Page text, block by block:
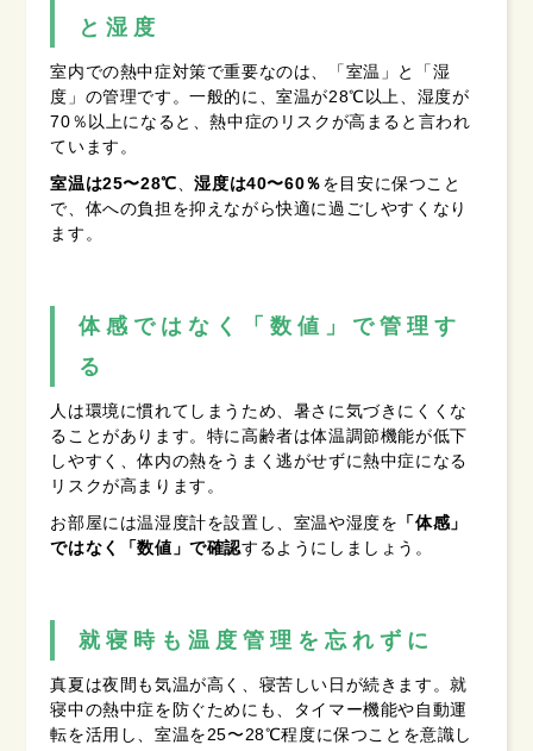
と湿度
室内での熱中症対策で重要なのは、「室温」と「湿
度」の管理です。一般的に、室温が28℃以上、湿度が
70％以上になると、熱中症のリスクが高まると言われ
ています。
室温は25〜28℃ 、湿度は40〜60％を目安に保つこと
で、体への負担を抑えながら快適に過ごしやすくなり
ます。
体感ではなく「数値」で管理す
る
人は環境に慣れてしまうため、暑さに気づきにくくな
ることがあります。特に高齢者は体温調節機能が低下
しやすく、体内の熱をうまく逃がせずに熱中症になる
リスクが高まります。
お部屋には温湿度計を設置し、室温や湿度を 「体感」
ではなく「数値」で確認するようにしましょう。
就寝時も温度管理を忘れずに
真夏は夜間も気温が高く、寝苦しい日が続きます。就
寝中の熱中症を防ぐためにも、タイマー機能や自動運
転を活用し、室温を25〜28℃程度に保つことを意識し